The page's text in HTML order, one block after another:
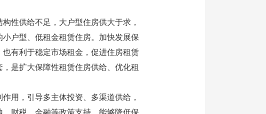
性供给不足，大户型住房供大于求，
户型、低租金租赁住房。加快发展保
有利于稳定市场租金，促进住房租赁
是扩大保障性租赁住房供给、优化租
用，引导多主体投资、多渠道供给，
财税、金融等政策支持，能够降低保